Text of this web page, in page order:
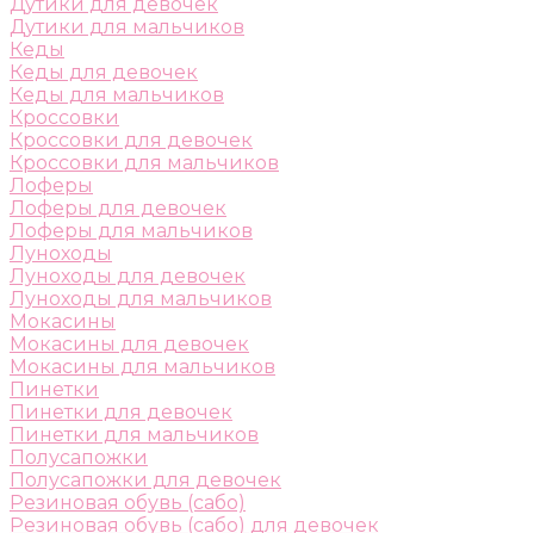
Дутики для мальчиков
Кеды
Кеды для девочек
Кеды для мальчиков
Кроссовки
Кроссовки для девочек
Кроссовки для мальчиков
Лоферы
Лоферы для девочек
Лоферы для мальчиков
Луноходы
Луноходы для девочек
Луноходы для мальчиков
Мокасины
Мокасины для девочек
Мокасины для мальчиков
Пинетки
Пинетки для девочек
Пинетки для мальчиков
Полусапожки
Полусапожки для девочек
Резиновая обувь (сабо)
Резиновая обувь (сабо) для девочек